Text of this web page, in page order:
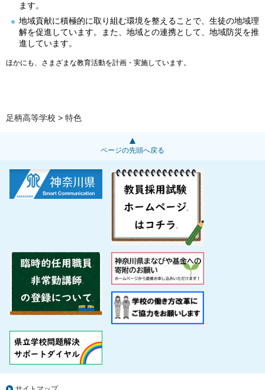
ます。
地域貢献に積極的に取り組む環境を整えることで、生徒の地域理
解を促進しています。また、地域との連携として、地域防災を推
進しています。
ほかにも、さまざまな教育活動を計画・実施しています。
足柄高等学校 > 特色
ページの先頭へ戻る